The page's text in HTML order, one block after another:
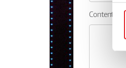
Contents: *